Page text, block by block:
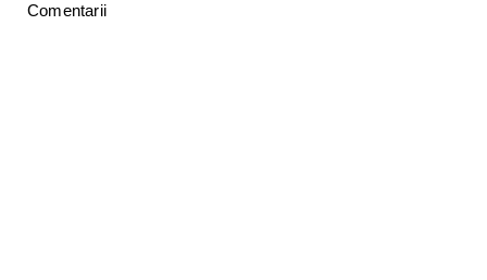
Comentarii